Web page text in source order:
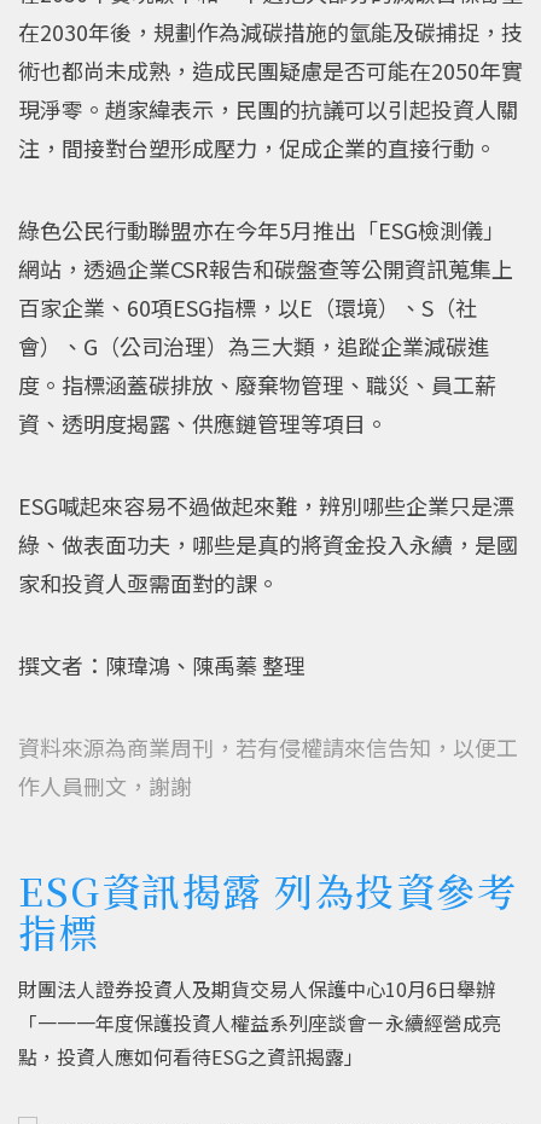
在2030年後，規劃作為減碳措施的氫能及碳捕捉，技
術也都尚未成熟，造成民團疑慮是否可能在2050年實
現淨零。趙家緯表示，民團的抗議可以引起投資人關
注，間接對台塑形成壓力，促成企業的直接行動。
綠色公民行動聯盟亦在今年5月推出「ESG檢測儀」
網站，透過企業CSR報告和碳盤查等公開資訊蒐集上
百家企業、60項ESG指標，以E（環境）、S（社
會）、G（公司治理）為三大類，追蹤企業減碳進
度。指標涵蓋碳排放、廢棄物管理、職災、員工薪
資、透明度揭露、供應鏈管理等項目。
ESG喊起來容易不過做起來難，辨別哪些企業只是漂
綠、做表面功夫，哪些是真的將資金投入永續，是國
家和投資人亟需面對的課。
撰文者：陳瑋鴻、陳禹蓁 整理
資料來源為商業周刊，若有侵權請來信告知，以便工
作人員刪文，謝謝
ESG資訊揭露 列為投資參考
指標
財團法人證券投資人及期貨交易人保護中心10月6日舉辦
「一一一年度保護投資人權益系列座談會－永續經營成亮
點，投資人應如何看待ESG之資訊揭露」